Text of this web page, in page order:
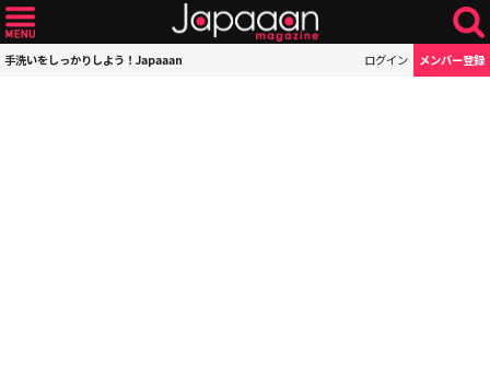
手洗いをしっかりしよう！Japaaan ログイン メンバー登録